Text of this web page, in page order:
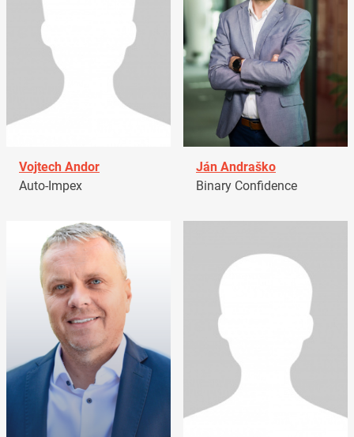
Vojtech Andor
Auto-Impex
Ján Andraško
Binary Confidence